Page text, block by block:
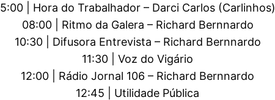
5:00 | Hora do Trabalhador – Darci Carlos (Carlinhos)
08:00 | Ritmo da Galera – Richard Bernnardo
10:30 | Difusora Entrevista – Richard Bernnardo
11:30 | Voz do Vigário
12:00 | Rádio Jornal 106 – Richard Bernnardo
12:45 | Utilidade Pública